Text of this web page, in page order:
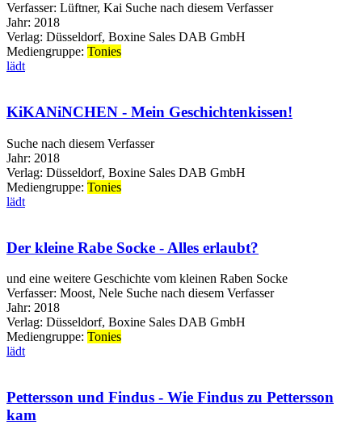
Verfasser: Lüftner, Kai Suche nach diesem Verfasser
Jahr: 2018
Verlag: Düsseldorf, Boxine Sales DAB GmbH
Mediengruppe: Tonies
lädt
KiKANiNCHEN - Mein Geschichtenkissen!
Suche nach diesem Verfasser
Jahr: 2018
Verlag: Düsseldorf, Boxine Sales DAB GmbH
Mediengruppe: Tonies
lädt
Der kleine Rabe Socke - Alles erlaubt?
und eine weitere Geschichte vom kleinen Raben Socke
Verfasser: Moost, Nele Suche nach diesem Verfasser
Jahr: 2018
Verlag: Düsseldorf, Boxine Sales DAB GmbH
Mediengruppe: Tonies
lädt
Pettersson und Findus - Wie Findus zu Pettersson
kam